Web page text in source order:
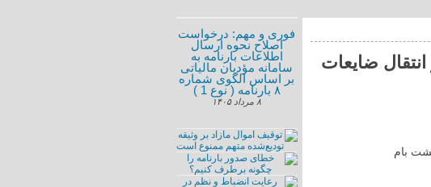
ضایعات
بام
فوری و مهم:‌ درخواست
اصلاح نحوه ارسال
اطلاعات بارنامه به
سامانه مؤدیان مالیاتی
بر اساس الگوی شماره
۸ بارنامه ( نوع 1 )
۸ مرداد ۱۴۰۵